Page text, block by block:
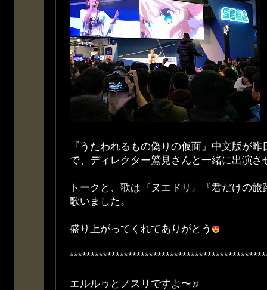
『うたわれるもの偽りの仮面』中文版が
で、ディレクター鷲見さんと一緒に出演さ
トークと、歌は『ヌエドリ』『君だけの
歌いました。
盛り上がってくれてありがとう
エルルゥとノスリですよ〜♬